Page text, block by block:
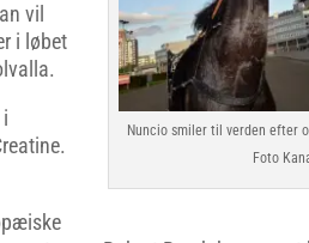
Nuncio smiler til verden efter
Foto
vil
i løbet